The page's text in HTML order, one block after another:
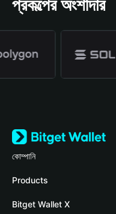
প্রকল্পের অংশীদার
কোম্পানি
Bitget Wallet সম্পর্কে
ব্লগ
Products
Crypto Card
Bitget Wallet X